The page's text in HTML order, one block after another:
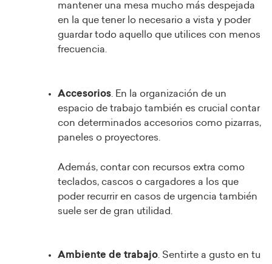
mantener una mesa mucho más despejada
en la que tener lo necesario a vista y poder
guardar todo aquello que utilices con menos
frecuencia.
Accesorios. En la organización de un
espacio de trabajo también es crucial contar
con determinados accesorios como pizarras,
paneles o proyectores.
Además, contar con recursos extra como
teclados, cascos o cargadores a los que
poder recurrir en casos de urgencia también
suele ser de gran utilidad.
Ambiente de trabajo. Sentirte a gusto en tu